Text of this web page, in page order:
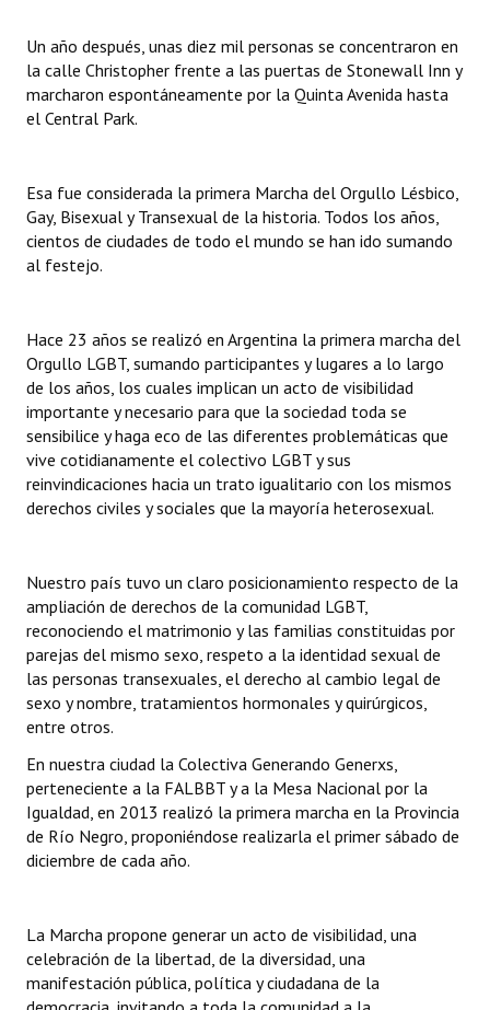
INSTITUCIONAL
Antiguos Pobladores
Registros y Distinciones
Datos Históricos
Premio al Mérito - Registro
Mujeres que Dejaron Huellas - Registro
Periodistas Decanos - Registro
Ciudadano Ilustre - Registro
Banca del Vecino - Registro
Antiguos Pobladores - Registro
Reconocimientos - Registro
Bariloche, Municipio intercultural
Entrega de distinciones
REFORMA DE LA CARTA ORGÁNICA
Un año después, unas diez mil personas se concentraron en
la calle Christopher frente a las puertas de Stonewall Inn y
marcharon espontáneamente por la Quinta Avenida hasta
el Central Park.
Esa fue considerada la primera Marcha del Orgullo Lésbico,
Gay, Bisexual y Transexual de la historia. Todos los años,
cientos de ciudades de todo el mundo se han ido sumando
al festejo.
Hace 23 años se realizó en Argentina la primera marcha del
Orgullo LGBT, sumando participantes y lugares a lo largo
de los años, los cuales implican un acto de visibilidad
importante y necesario para que la sociedad toda se
sensibilice y haga eco de las diferentes problemáticas que
vive cotidianamente el colectivo LGBT y sus
reinvindicaciones hacia un trato igualitario con los mismos
derechos civiles y sociales que la mayoría heterosexual.
Nuestro país tuvo un claro posicionamiento respecto de la
ampliación de derechos de la comunidad LGBT,
reconociendo el matrimonio y las familias constituidas por
parejas del mismo sexo, respeto a la identidad sexual de
las personas transexuales, el derecho al cambio legal de
sexo y nombre, tratamientos hormonales y quirúrgicos,
entre otros.
En nuestra ciudad la Colectiva Generando Generxs,
perteneciente a la FALBBT y a la Mesa Nacional por la
Igualdad, en 2013 realizó la primera marcha en la Provincia
de Río Negro, proponiéndose realizarla el primer sábado de
diciembre de cada año.
La Marcha propone generar un acto de visibilidad, una
celebración de la libertad, de la diversidad, una
manifestación pública, política y ciudadana de la